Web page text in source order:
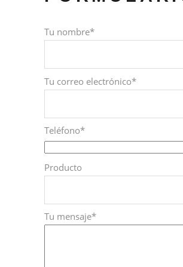
Tu nombre*
Tu correo electrónico*
Teléfono*
Producto
Tu mensaje*